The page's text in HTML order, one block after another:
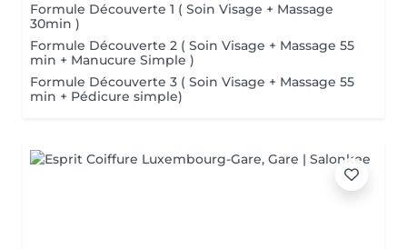
Formule Découverte 1 ( Soin Visage + Massage
30min )
Formule Découverte 2 ( Soin Visage + Massage 55
min + Manucure Simple )
Formule Découverte 3 ( Soin Visage + Massage 55
min + Pédicure simple)